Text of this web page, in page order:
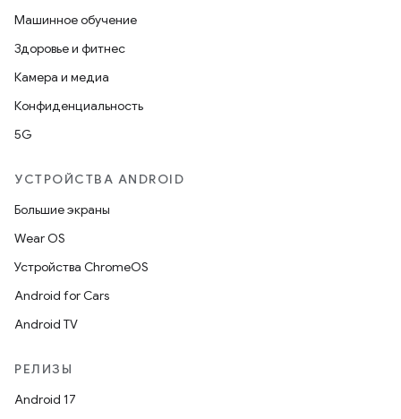
Машинное обучение
Здоровье и фитнес
Камера и медиа
Конфиденциальность
5G
УСТРОЙСТВА ANDROID
Большие экраны
Wear OS
Устройства ChromeOS
Android for Cars
Android TV
РЕЛИЗЫ
Android 17